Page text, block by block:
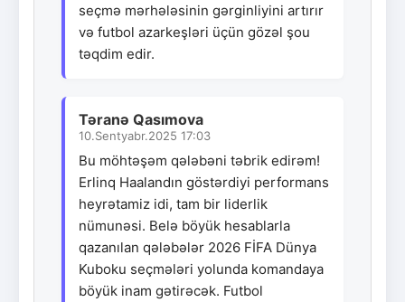
seçmə mərhələsinin gərginliyini artırır
və futbol azarkeşləri üçün gözəl şou
təqdim edir.
Təranə Qasımova
10.Sentyabr.2025 17:03
Bu möhtəşəm qələbəni təbrik edirəm!
Erlinq Haalandın göstərdiyi performans
heyrətamiz idi, tam bir liderlik
nümunəsi. Belə böyük hesablarla
qazanılan qələbələr 2026 FİFA Dünya
Kuboku seçmələri yolunda komandaya
böyük inam gətirəcək. Futbol